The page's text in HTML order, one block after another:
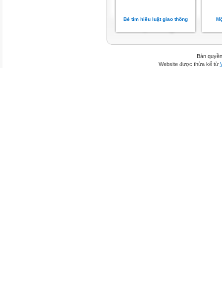
Bé tìm hiểu luật giao thông
Bản
Website được thừa kế từ